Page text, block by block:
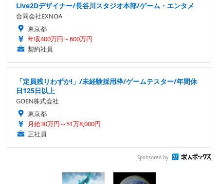
Live2Dデザイナー/長谷川スタジオ本部/ゲーム・エンタメ
合同会社EXNOA
東京都
年収400万円～600万円
契約社員
「定員残りわずか!」/未経験採用枠/ゲームテスター/年間休
日125日以上
GOEN株式会社
東京都
月給30万円～51万8,000円
正社員
Sponsored by